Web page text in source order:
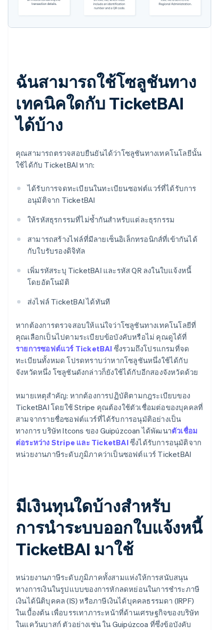
ฉันสามารถใช้โซลูชันทาง
เทคนิคใดกับ TicketBAI
ได้บ้าง
คุณสามารถตรวจสอบยืนยันได้ว่าโซลูชันทางเทคโนโลยีนั้น
ใช้ได้กับ TicketBAI หาก:
ได้รับการจดทะเบียนในทะเบียนซอฟต์แวร์ที่ได้รับการ
อนุมัติจาก TicketBAI
ให้รหัสธุรกรรมที่ไม่ซ้ำกันสำหรับแต่ละธุรกรรม
สามารถสร้างไฟล์ที่มีลายเซ็นอิเล็กทรอนิกส์ที่เข้ากันได้
กับใบรับรองดิจิทัล
เพิ่มรหัสระบุ TicketBAI และรหัส QR ลงในใบแจ้งหนี้
โดยอัตโนมัติ
ส่งไฟล์ TicketBAI ได้ทันที
หากต้องการตรวจสอบให้แน่ใจว่าโซลูชันทางเทคโนโลยีที่
คุณเลือกเป็นไปตามระเบียบข้อบังคับหรือไม่ คุณดูได้ที่
รายการซอฟต์แวร์ TicketBAI ซึ่งรวมถึงโปรแกรมที่จด
ทะเบียนทั้งหมด โปรดทราบว่าหากโซลูชันหนึ่งใช้ได้กับ
จังหวัดหนึ่ง โซลูชันดังกล่าวก็ยังใช้ได้กับอีกสองจังหวัดด้วย
หมายเหตุสําคัญ: หากต้องการปฏิบัติตามกฎระเบียบของ
TicketBAI โดยใช้ Stripe คุณต้องใช้ตัวเชื่อมต่อของบุคคลที่
สามจากรายชื่อซอฟต์แวร์ที่ได้รับการอนุมัติอย่างเป็น
ทางการ บริษัท Itcons ของ Guipúzcoan ได้พัฒนาตัวเชื่อม
ต่อระหว่าง Stripe และ TicketBAIซึ่งได้รับการอนุมัติจาก
หน่วยงานภาษีระดับภูมิภาคว่าเป็นซอฟต์แวร์ TicketBAI
มีเงินทุนใดบ้างสำหรับ
การนำระบบออกใบแจ้งหนี้
TicketBAI มาใช้
หน่วยงานภาษีระดับภูมิภาคทั้งสามแห่งให้การสนับสนุน
ทางการเงินในรูปแบบของการหักลดหย่อนในการชำระภาษี
เงินได้นิติบุคคล (IS) หรือภาษีเงินได้บุคคลธรรมดา (IRPF)
ในเบื้องต้น เพื่อบรรเทาภาระหน้าที่ด้านเศรษฐกิจของบริษัท
ในแคว้นบาสก์ ตัวอย่างเช่น ใน Guipúzcoa ที่ซึ่งข้อบังคับ